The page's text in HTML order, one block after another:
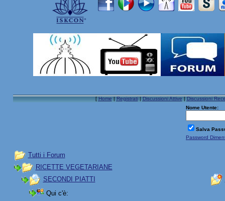
[Home|Registrati|Discussioni Attive|Discussioni
Nome Utente:
Salva
Password
Tutti i Forum
RICETTE VEGETARIANE
SECONDI PIATTI
Qui c'è: